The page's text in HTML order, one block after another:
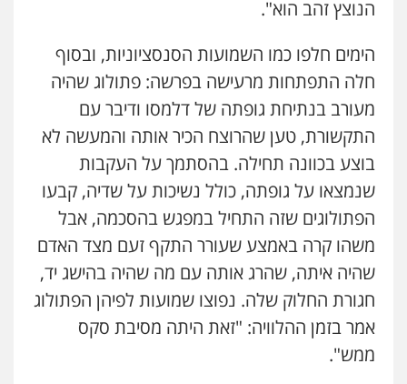
הנוצץ זהב הוא".
הימים חלפו כמו השמועות הסנסציוניות, ובסוף
חלה התפתחות מרעישה בפרשה: פתולוג שהיה
מעורב בנתיחת גופתה של דלמסו ודיבר עם
התקשורת, טען שהרוצח הכיר אותה והמעשה לא
בוצע בכוונה תחילה. בהסתמך על העקבות
שנמצאו על גופתה, כולל נשיכות על שדיה, קבעו
הפתולוגים שזה התחיל במפגש בהסכמה, אבל
משהו קרה באמצע שעורר התקף זעם מצד האדם
שהיה איתה, שהרג אותה עם מה שהיה בהישג יד,
חגורת החלוק שלה. נפוצו שמועות לפיהן הפתולוג
אמר בזמן ההלוויה: "זאת היתה מסיבת סקס
ממש".